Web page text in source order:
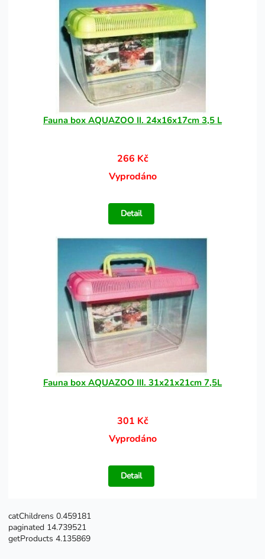
Fauna box AQUAZOO II. 24x16x17cm 3,5 L
266 Kč
Vyprodáno
Detail
Fauna box AQUAZOO III. 31x21x21cm 7,5L
301 Kč
Vyprodáno
Detail
catChildrens 0.459181
paginated 14.739521
getProducts 4.135869